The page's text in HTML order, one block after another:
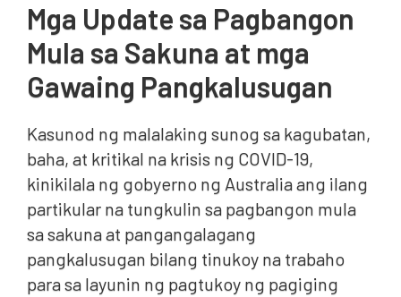
Mga Update sa Pagbangon
Mula sa Sakuna at mga
Gawaing Pangkalusugan
Kasunod ng malalaking sunog sa kagubatan,
baha, at kritikal na krisis ng COVID-19,
kinikilala ng gobyerno ng Australia ang ilang
partikular na tungkulin sa pagbangon mula
sa sakuna at pangangalagang
pangkalusugan bilang tinukoy na trabaho
para sa layunin ng pagtukoy ng pagiging